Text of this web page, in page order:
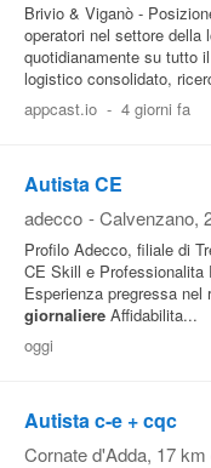
Brivio & Viganò -
operatori nel settore della
quotidianamente su tutto
logistico consolidato,
appcast.io - 4 giorni fa
Autista CE
adecco - Calvenzano,
Profilo Adecco, filiale di
CE Skill e
Esperienza pregressa
giornaliere Affidabilita...
oggi
Autista c-e + cqc
Cornate d'Adda, 17